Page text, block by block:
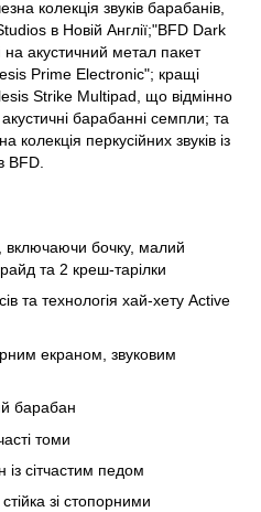
колекція звуків барабанів,
в Новій Англії;"BFD Dark
акустичний метал пакет
Prime Electronic"; кращі
Strike Multipad, що відмінно
барабанні семпли; та
перкусійних звуків із
BFD.
включаючи бочку, малий
та 2 креш-тарілки
та технологія хай-хету Active
екраном, звуковим
барабан
томи
сітчастим педом
зі стопорними